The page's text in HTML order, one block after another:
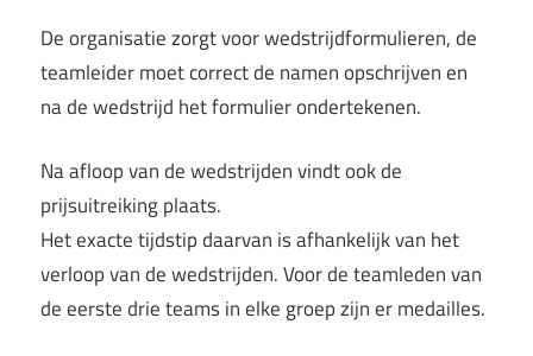
De organisatie zorgt voor wedstrijdformulieren, de
teamleider moet correct de namen opschrijven en
na de wedstrijd het formulier ondertekenen.
Na afloop van de wedstrijden vindt ook de
prijsuitreiking plaats.
Het exacte tijdstip daarvan is afhankelijk van het
verloop van de wedstrijden. Voor de teamleden van
de eerste drie teams in elke groep zijn er medailles.